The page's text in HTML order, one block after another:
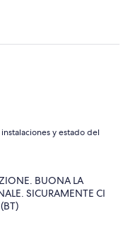
y estado del
BUONA LA
SICURAMENTE CI